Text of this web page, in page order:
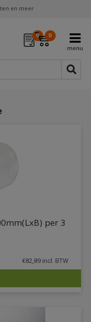
en meer
0 0
DETAILS
per 3
€82,89 incl. BTW